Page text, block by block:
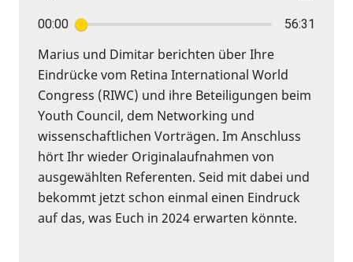
00:00 56:31
Marius und Dimitar berichten über Ihre
Eindrücke vom Retina International World
Congress (RIWC) und ihre Beteiligungen beim
Youth Council, dem Networking und
wissenschaftlichen Vorträgen. Im Anschluss
hört Ihr wieder Originalaufnahmen von
ausgewählten Referenten. Seid mit dabei und
bekommt jetzt schon einmal einen Eindruck
auf das, was Euch in 2024 erwarten könnte.